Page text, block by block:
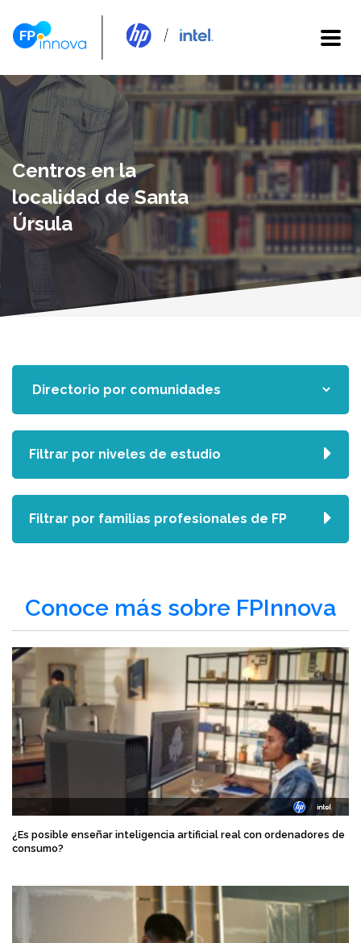
Centros en la
localidad de Santa
Úrsula
Conoce más sobre FPInnova
¿Es posible enseñar inteligencia artificial real con ordenadores de
consumo?
Filtrar por niveles de estudio
Filtrar por familias profesionales de FP